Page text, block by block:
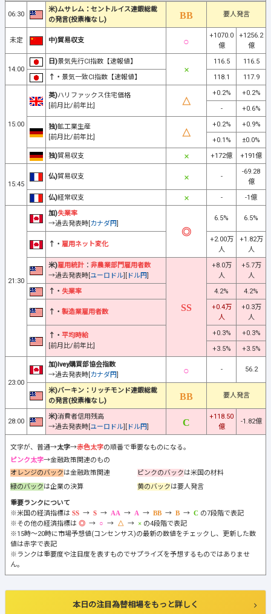
06:30
米)ムサレム：セントルイス連銀総裁
の発言(投票権なし)
要人発言
未定 中)貿易収支
+1070.0
億
+1256.2
億
14:00
日)景気先行CI指数【速報値】 116.5
116.5
↑・ 景気一致CI指数【速報値】 118.1 117.9
15:00
英)ハリファックス住宅価格
[前月比/前年比]
+0.2%
+0.2%
-
+0.6%
独)鉱工業生産
[前月比/前年比]
+0.2%
+0.9%
+0.1%
±0.0%
独)貿易収支 +172億 +191億
15:45
仏)貿易収支 -
-69.28
億
仏)経常収支 - -1億
21:30
加)失業率
→過去発表時[カナダ円]
6.5% 6.5%
↑・ 雇用ネット変化
+2.00万
人
+1.82万
人
米)雇用統計 ： 非農業部門雇用者数
→過去発表時[ユーロドル][ ドル円]
+8.0万
人
+5.7万
人
↑・ 失業率 4.2% 4.2%
↑・ 製造業雇用者数
+0.4万
人
+0.3万
人
↑・ 平均時給
[前月比/前年比]
+0.3%
+0.3%
+3.5%
+3.5%
23:00
加)Ivey購買部協会指数
→過去発表時[カナダ円]
- 56.2
米)バーキン：リッチモンド連銀総裁
の発言(投票権なし)
要人発言
28:00
米)消費者信用残高
→過去発表時[ユーロドル][ ドル円]
+118.50
億
-1.82億
文字が、普通→太字→赤色太字の順番で重要なものになる。
ピンク太字→金融政策関連のもの
オレンジのバックは金融政策関連 ピンクのバックは米国の材料
緑のバックは企業の決算 黄のバックは要人発言
重要ランクについて
※米国の経済指標は
→ → → → → →
の7段階で表記
※その他の経済指標は
→ → →
の4段階で表記
※15時～20時に市場予想値(コンセンサス)の最新の数値をチェックし、更新した数
値は赤字で表記
※ランクは重要度や注目度を表すものでサプライズを予想するものではありませ
ん。
本日の注目為替相場をもっと詳しく